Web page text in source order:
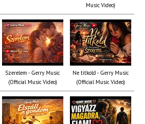
Music Video)
Szerelem - Gerry Music
(Official Music Video)
Ne titkold - Gerry Music
(Official Music Video)